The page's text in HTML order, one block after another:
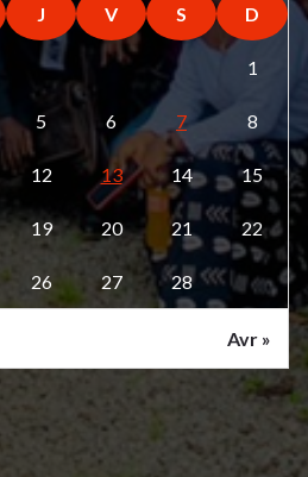
J V S D
1
5 6 7 8
12 13 14 15
19 20 21 22
26 27 28
Avr »